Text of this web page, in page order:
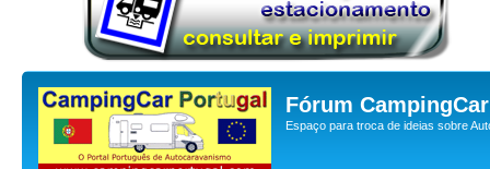
Fórum
Espaço para troca de ideias sobre